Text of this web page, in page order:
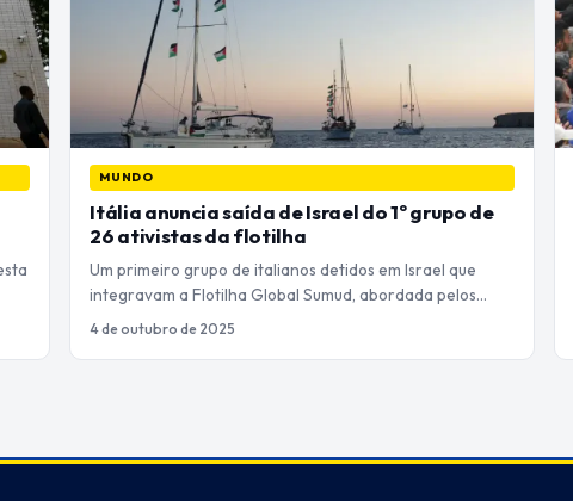
MUNDO
Itália anuncia saída de Israel do 1º grupo de
26 ativistas da flotilha
Um primeiro grupo de italianos detidos em Israel que
integravam a Flotilha Global Sumud, abordada pelos…
4 de outubro de 2025